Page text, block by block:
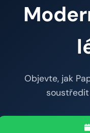
Objevte, jak